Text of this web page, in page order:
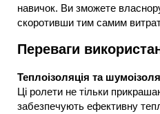
навичок. Ви зможете
скоротивши тим самим
Переваги
Теплоізоляція та
Ці ролети не тільки
забезпечують ефективну